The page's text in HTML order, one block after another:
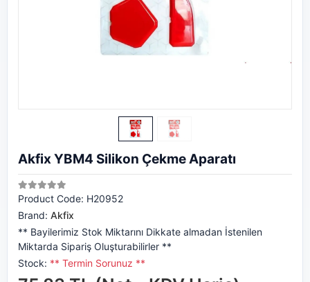
Akfix YBM4 Silikon Çekme Aparatı
Product Code: H20952
Brand: Akfix
** Bayilerimiz Stok Miktarını Dikkate almadan İstenilen
Miktarda Sipariş Oluşturabilirler **
Stock: ** Termin Sorunuz **